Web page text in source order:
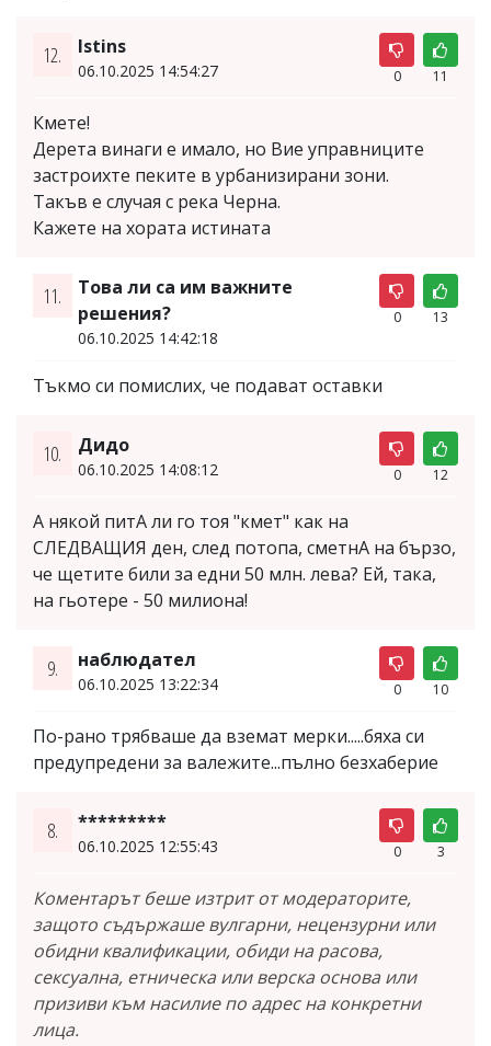
12. Istins
06.10.2025 14:54:27 0 11
Кмете!
Дерета винаги е имало, но Вие управниците
застроихте пеките в урбанизирани зони.
Такъв е случая с река Черна.
Кажете на хората истината
11.
Това ли са им важните
решения?
06.10.2025 14:42:18
0 13
Тъкмо си помислих, че подават оставки
10. Дидо
06.10.2025 14:08:12 0 12
А някой питА ли го тоя "кмет" как на
СЛЕДВАЩИЯ ден, след потопа, сметнА на бързо,
че щетите били за едни 50 млн. лева? Ей, така,
на гьотере - 50 милиона!
9. наблюдател
06.10.2025 13:22:34 0 10
По-рано трябваше да вземат мерки.....бяха си
предупредени за валежите...пълно безхаберие
8. *********
06.10.2025 12:55:43 0 3
Коментарът беше изтрит от модераторите,
защото съдържаше вулгарни, нецензурни или
обидни квалификации, обиди на расова,
сексуална, етническа или верска основа или
призиви към насилие по адрес на конкретни
лица.